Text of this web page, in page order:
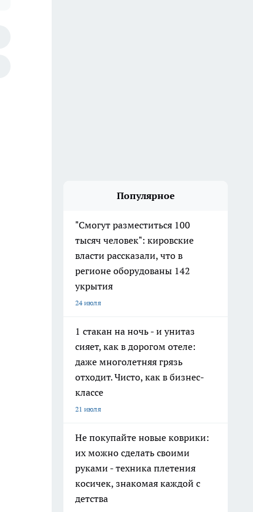
Популярное
"Смогут разместиться 100
тысяч человек": кировские
власти рассказали, что в
регионе оборудованы 142
укрытия
24 июля
1 стакан на ночь - и унитаз
сияет, как в дорогом отеле:
даже многолетняя грязь
отходит. Чисто, как в бизнес-
классе
21 июля
Не покупайте новые коврики:
их можно сделать своими
руками - техника плетения
косичек, знакомая каждой с
детства